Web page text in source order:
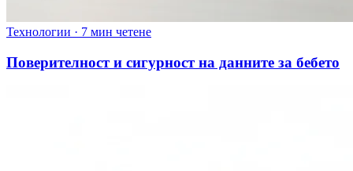
Технологии · 7 мин четене
Поверителност и сигурност на данните за бебето